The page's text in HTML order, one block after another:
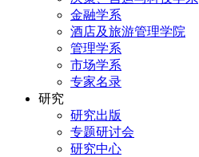
金融学系
酒店及旅游管理学院
管理学系
市场学系
专家名录
研究
研究出版
专题研讨会
研究中心